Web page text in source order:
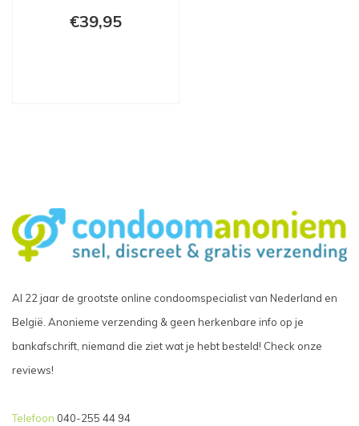
€39,95
Al 22 jaar de grootste online condoomspecialist van Nederland en
België. Anonieme verzending & geen herkenbare info op je
bankafschrift, niemand die ziet wat je hebt besteld! Check onze
reviews!
Telefoon 040-255 44 94